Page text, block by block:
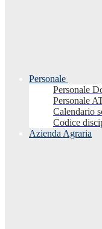
Personale
Personale
Personale
Calendario
Codice
Azienda Agraria